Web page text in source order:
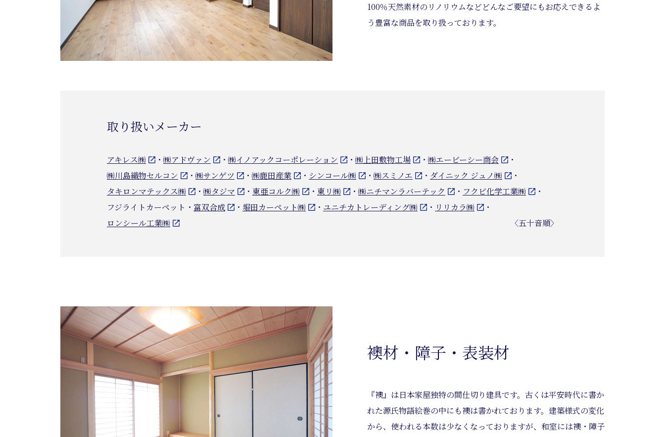
100％天然素材のリノリウムなどどんなご要望にもお応えできるよ
う豊富な商品を取り扱っております。
取り扱いメーカー
アキレス㈱ ・ ㈱アドヴァン ・ ㈱イノアックコーポレーション ・ ㈱上田敷物工場 ・ ㈱エービーシー商会
・
㈱川島織物セルコン
・ ㈱サンゲツ ・ ㈱鹿田産業 ・ シンコール㈱ ・ ㈱スミノエ ・ ダイニック ジュノ㈱
・
タキロンマテックス㈱
・ ㈱タジマ ・ 東亜コルク㈱ ・ 東リ㈱ ・ ㈱ニチマンラバーテック ・ フクビ化学工業㈱
・
フジライトカーペット ・ 富双合成 ・ 堀田カーペット㈱ ・ ユニチカトレーディング㈱ ・ リリカラ㈱
・
ロンシール工業㈱
〈五十音順〉
襖材・障子・表装材
『襖』は日本家屋独特の間仕切り建具です。古くは平安時代に書か
れた源氏物語絵巻の中にも襖は書かれております。建築様式の変化
から、使われる本数は少なくなっておりますが、和室には襖・障子